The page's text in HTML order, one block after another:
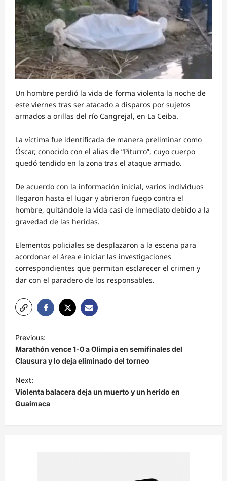
Un hombre perdió la vida de forma violenta la noche de
este viernes tras ser atacado a disparos por sujetos
armados a orillas del río Cangrejal, en La Ceiba.
La víctima fue identificada de manera preliminar como
Óscar, conocido con el alias de “Piturro”, cuyo cuerpo
quedó tendido en la zona tras el ataque armado.
De acuerdo con la información inicial, varios individuos
llegaron hasta el lugar y abrieron fuego contra el
hombre, quitándole la vida casi de inmediato debido a la
gravedad de las heridas.
Elementos policiales se desplazaron a la escena para
acordonar el área e iniciar las investigaciones
correspondientes que permitan esclarecer el crimen y
dar con el paradero de los responsables.
N
a
v
e
g
a
c
Previous:
Marathón vence 1-0 a Olimpia en semifinales del
Clausura y lo deja eliminado del torneo
Next:
Violenta balacera deja un muerto y un herido en
Guaimaca